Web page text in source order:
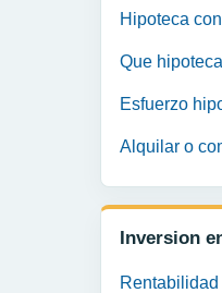
Hipoteca
Que
Esfuerzo
Alquilar o
Inversion